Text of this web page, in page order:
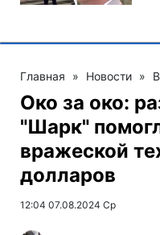
Главная » Новости »
Око за око:
"Шарк"
вражеской
долларов
12:04 07.08.2024 Ср